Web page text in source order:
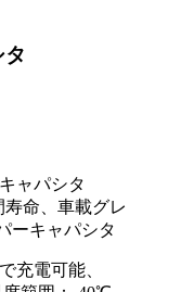
ャパシタ
寿命、車載グレ
ーキャパシタ
充電可能、